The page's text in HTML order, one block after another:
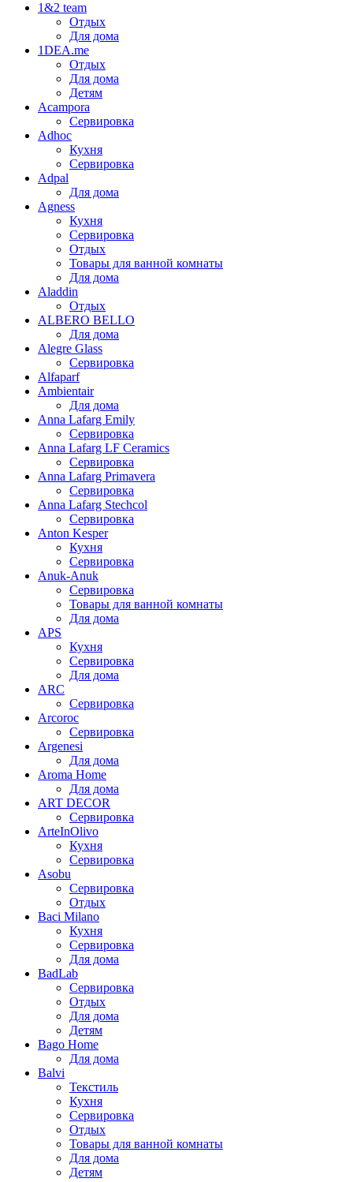
1&2 team
Отдых
Для дома
1DEA.me
Отдых
Для дома
Детям
Acampora
Сервировка
Adhoc
Кухня
Сервировка
Adpal
Для дома
Agness
Кухня
Сервировка
Отдых
Товары для ванной комнаты
Для дома
Aladdin
Отдых
ALBERO BELLO
Для дома
Alegre Glass
Сервировка
Alfaparf
Ambientair
Для дома
Anna Lafarg Emily
Сервировка
Anna Lafarg LF Ceramics
Сервировка
Anna Lafarg Primavera
Сервировка
Anna Lafarg Stechcol
Сервировка
Anton Kesper
Кухня
Сервировка
Anuk-Anuk
Сервировка
Товары для ванной комнаты
Для дома
APS
Кухня
Сервировка
Для дома
ARC
Сервировка
Arcoroc
Сервировка
Argenesi
Для дома
Aroma Home
Для дома
ART DECOR
Сервировка
ArteInOlivo
Кухня
Сервировка
Asobu
Сервировка
Отдых
Baci Milano
Кухня
Сервировка
Для дома
BadLab
Сервировка
Отдых
Для дома
Детям
Bago Home
Для дома
Balvi
Текстиль
Кухня
Сервировка
Отдых
Товары для ванной комнаты
Для дома
Детям